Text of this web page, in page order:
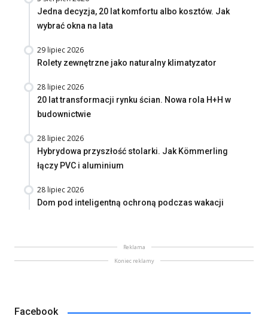
Jedna decyzja, 20 lat komfortu albo kosztów. Jak
wybrać okna na lata
29 lipiec 2026
Rolety zewnętrzne jako naturalny klimatyzator
28 lipiec 2026
20 lat transformacji rynku ścian. Nowa rola H+H w
budownictwie
28 lipiec 2026
Hybrydowa przyszłość stolarki. Jak Kömmerling
łączy PVC i aluminium
28 lipiec 2026
Dom pod inteligentną ochroną podczas wakacji
Reklama
Koniec reklamy
Facebook